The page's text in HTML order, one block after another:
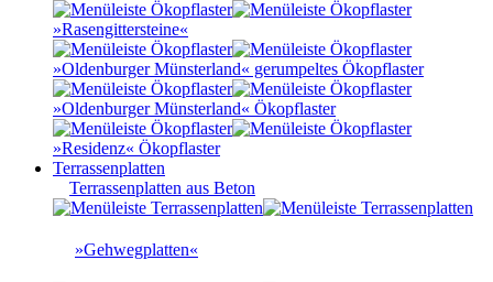
»Rasengittersteine«
»Oldenburger Münsterland« gerumpeltes Ökopflaster
»Oldenburger Münsterland« Ökopflaster
»Residenz« Ökopflaster
Terrassenplatten
Terrassenplatten aus Beton
»Gehwegplatten«